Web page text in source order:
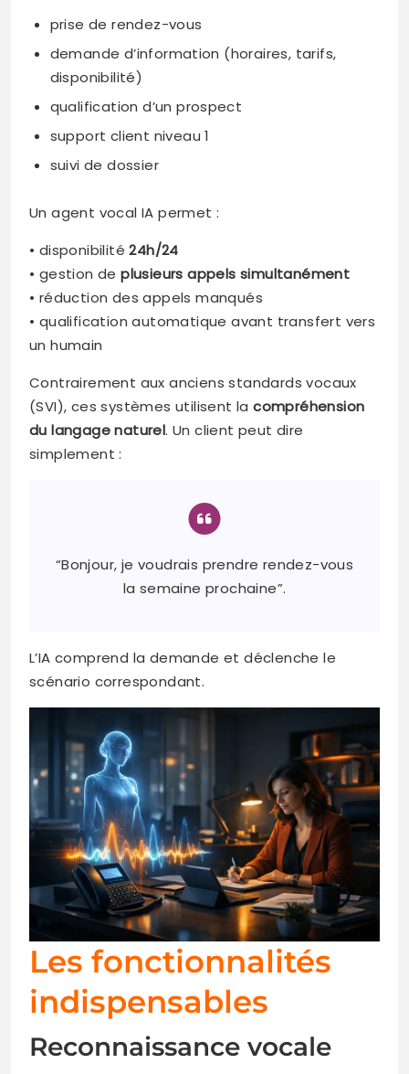
prise de rendez-vous
demande d’information (horaires, tarifs,
disponibilité)
qualification d’un prospect
support client niveau 1
suivi de dossier
Un agent vocal IA permet :
• disponibilité24h/24
• gestion deplusieurs appels simultanément
• réduction des appels manqués
• qualification automatique avant transfert vers
un humain
Contrairement aux anciens standards vocaux
(SVI), ces systèmes utilisent lacompréhension
du langage naturel. Un client peut dire
simplement :
“Bonjour, je voudrais prendre rendez-vous
la semaine prochaine”.
L’IA comprend la demande et déclenche le
scénario correspondant.
Les fonctionnalités
indispensables
Reconnaissance vocale